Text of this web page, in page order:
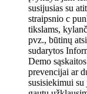
susijusias su
straipsnio c
tikslams,
pvz., būtinų
sudarytos
Demo
prevencijai ar
susisiekimui